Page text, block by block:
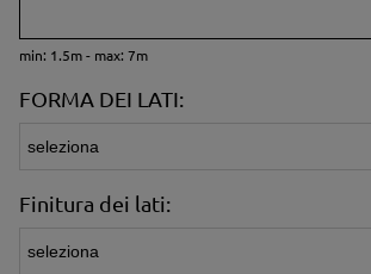
min: 1.5m - max: 7m
FORMA DEI LATI:
Finitura dei lati: